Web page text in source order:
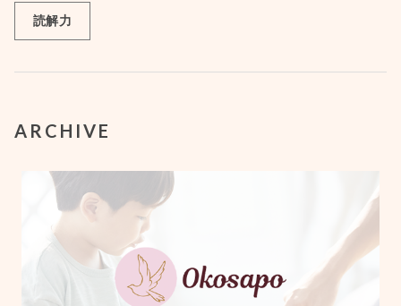
読解力
ARCHIVE